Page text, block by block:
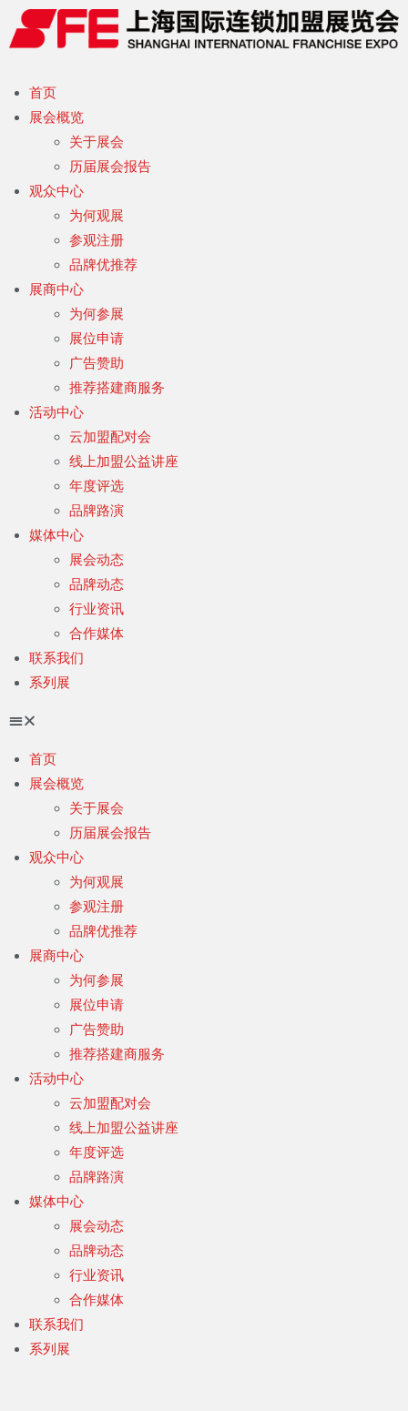
首页
展会概览
关于展会
历届展会报告
观众中心
为何观展
参观注册
品牌优推荐
展商中心
为何参展
展位申请
广告赞助
推荐搭建商服务
活动中心
云加盟配对会
线上加盟公益讲座
年度评选
品牌路演
媒体中心
展会动态
品牌动态
行业资讯
合作媒体
联系我们
系列展
首页
展会概览
关于展会
历届展会报告
观众中心
为何观展
参观注册
品牌优推荐
展商中心
为何参展
展位申请
广告赞助
推荐搭建商服务
活动中心
云加盟配对会
线上加盟公益讲座
年度评选
品牌路演
媒体中心
展会动态
品牌动态
行业资讯
合作媒体
联系我们
系列展